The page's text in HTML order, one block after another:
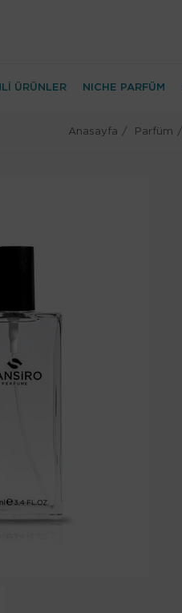
ÜRÜNLER NICHE PARFÜM
Anasayfa Parfüm